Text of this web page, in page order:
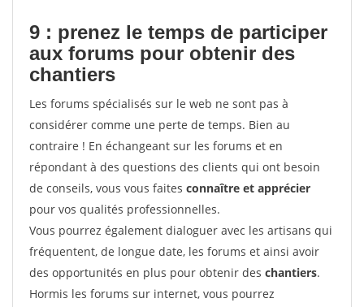
9 : prenez le temps de participer
aux forums pour obtenir des
chantiers
Les forums spécialisés sur le web ne sont pas à
considérer comme une perte de temps. Bien au
contraire ! En échangeant sur les forums et en
répondant à des questions des clients qui ont besoin
de conseils, vous vous faites connaître et apprécier
pour vos qualités professionnelles.
Vous pourrez également dialoguer avec les artisans qui
fréquentent, de longue date, les forums et ainsi avoir
des opportunités en plus pour obtenir des chantiers.
Hormis les forums sur internet, vous pourrez